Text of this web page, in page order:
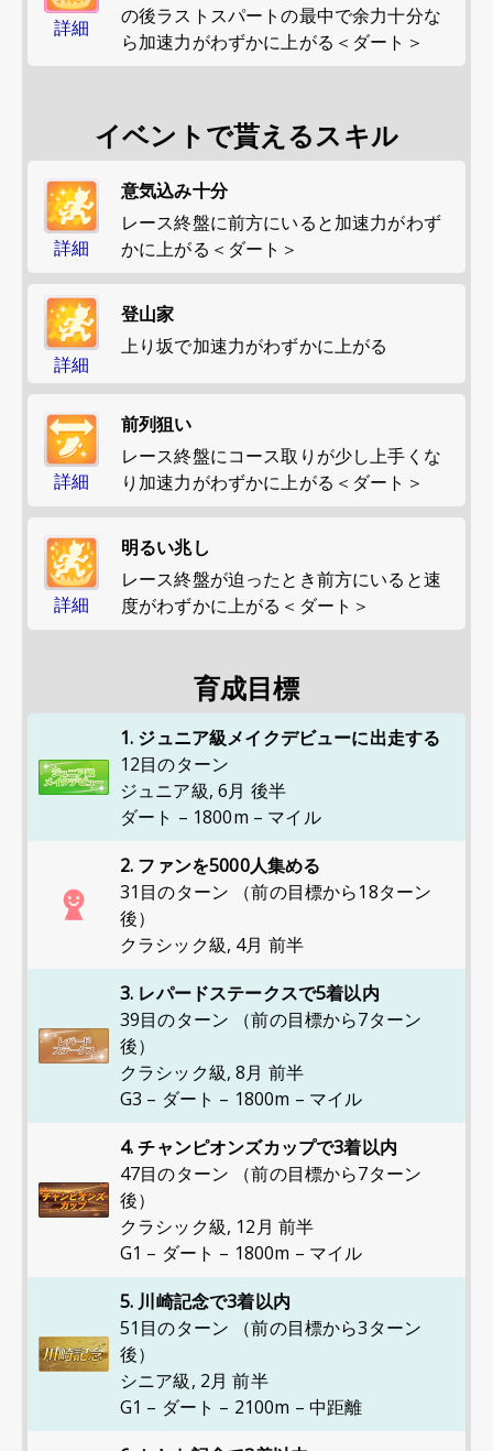
詳細
の後ラストスパートの最中で余力十分な
ら加速力がわずかに上がる＜ダート＞
イベントで貰えるスキル
詳細
意気込み十分
レース終盤に前方にいると加速力がわず
かに上がる＜ダート＞
詳細
登山家
上り坂で加速力がわずかに上がる
詳細
前列狙い
レース終盤にコース取りが少し上手くな
り加速力がわずかに上がる＜ダート＞
詳細
明るい兆し
レース終盤が迫ったとき前方にいると速
度がわずかに上がる＜ダート＞
育成目標
1. ジュニア級メイクデビューに出走する
12目のターン
ジュニア級, 6月 後半
ダート – 1800m – マイル
2. ファンを5000人集める
31目のターン （前の目標から18ターン
後）
クラシック級, 4月 前半
3. レパードステークスで5着以内
39目のターン （前の目標から7ターン
後）
クラシック級, 8月 前半
G3 – ダート – 1800m – マイル
4. チャンピオンズカップで3着以内
47目のターン （前の目標から7ターン
後）
クラシック級, 12月 前半
G1 – ダート – 1800m – マイル
5. 川崎記念で3着以内
51目のターン （前の目標から3ターン
後）
シニア級, 2月 前半
G1 – ダート – 2100m – 中距離